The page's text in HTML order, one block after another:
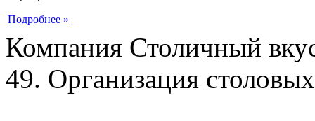
Подробнее »
Компания Столичный
49. Организация